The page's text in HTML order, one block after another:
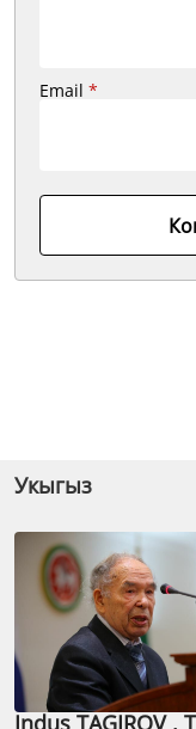
Email *
Укыгыз
Indus TAGIROV .